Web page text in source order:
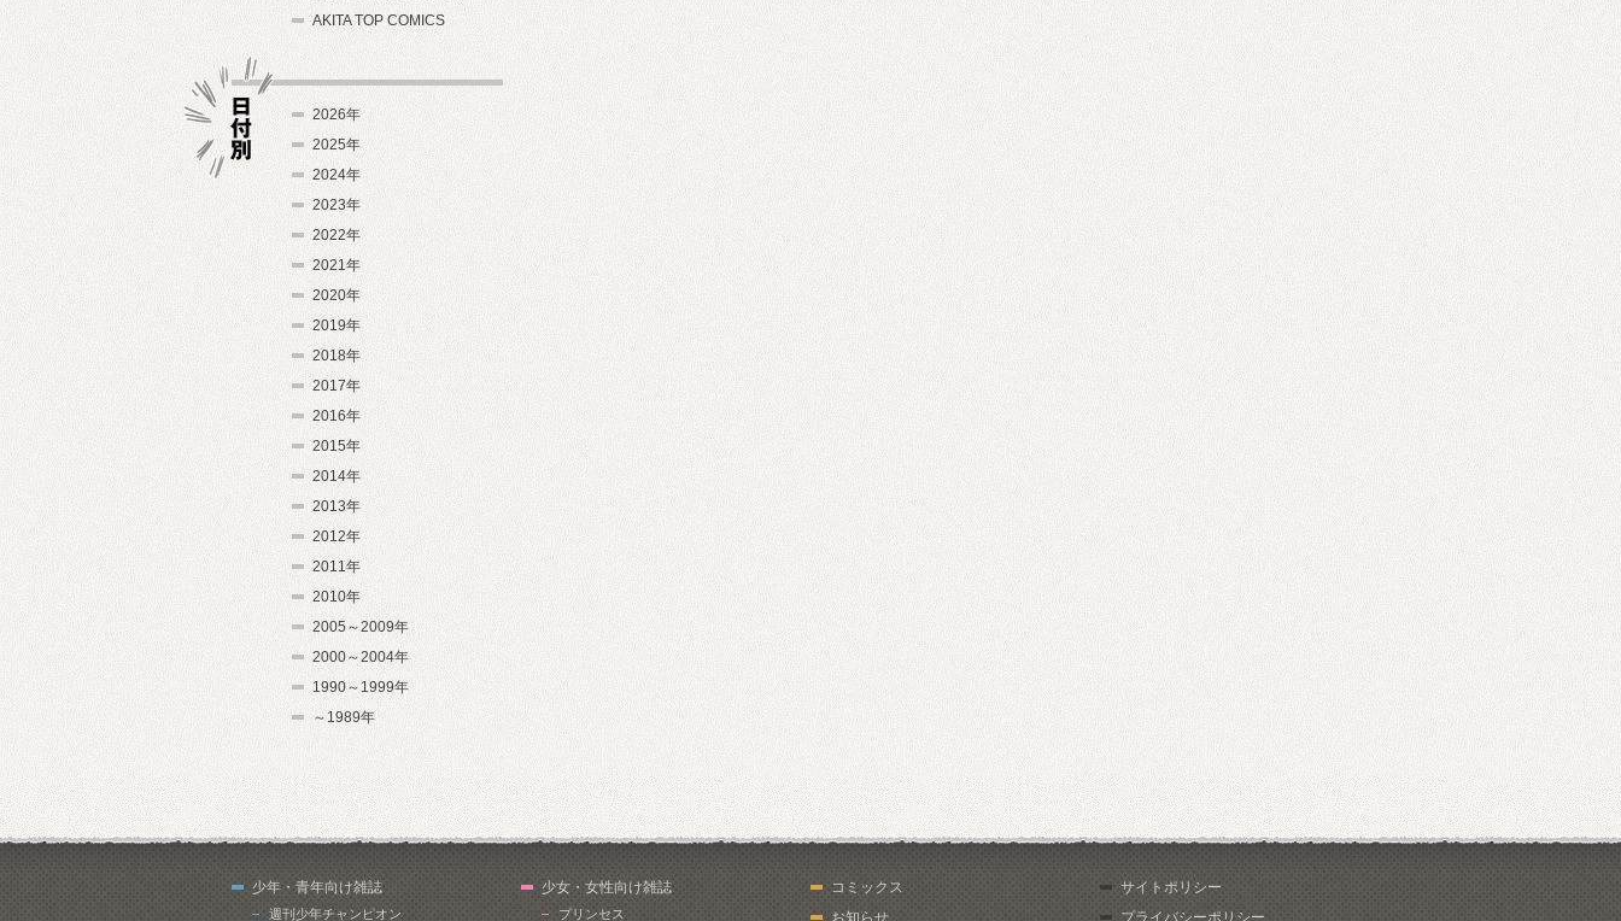
AKITA TOP COMICS
2026年
2025年
2024年
2023年
2022年
2021年
2020年
2019年
2018年
2017年
2016年
2015年
2014年
2013年
2012年
2011年
2010年
2005～2009年
2000～2004年
1990～1999年
～1989年
少年・青年向け雑誌
週刊少年チャンピオン
少女・女性向け雑誌
プリンセス
コミックス
お知らせ
サイトポリシー
プライバシーポリシー